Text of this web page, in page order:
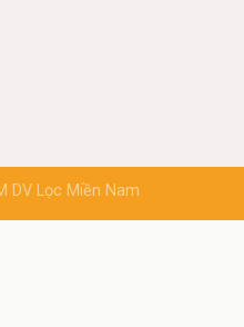
DV Lọc Miền Nam